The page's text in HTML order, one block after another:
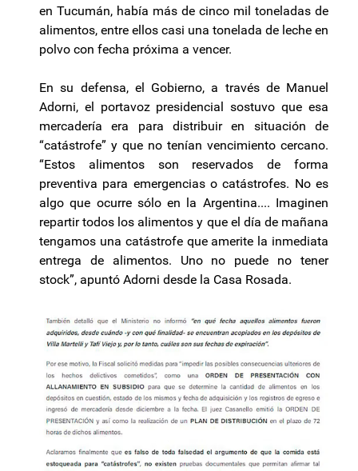
en Tucumán, había más de cinco mil toneladas de
alimentos, entre ellos casi una tonelada de leche en
polvo con fecha próxima a vencer.
En su defensa, el Gobierno, a través de Manuel
Adorni, el portavoz presidencial sostuvo que esa
mercadería era para distribuir en situación de
“catástrofe” y que no tenían vencimiento cercano.
“Estos alimentos son reservados de forma
preventiva para emergencias o catástrofes. No es
algo que ocurre sólo en la Argentina.... Imaginen
repartir todos los alimentos y que el día de mañana
tengamos una catástrofe que amerite la inmediata
entrega de alimentos. Uno no puede no tener
stock”, apuntó Adorni desde la Casa Rosada.